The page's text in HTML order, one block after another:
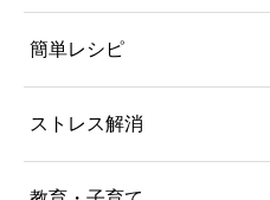
簡単レシピ
ストレス解消